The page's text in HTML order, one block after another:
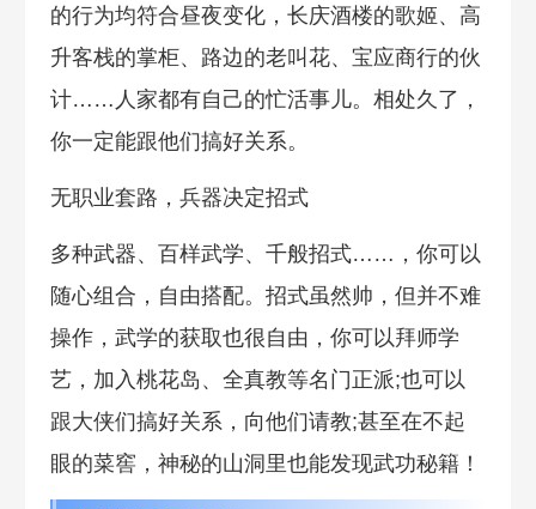
的行为均符合昼夜变化，长庆酒楼的歌姬、高
升客栈的掌柜、路边的老叫花、宝应商行的伙
计……人家都有自己的忙活事儿。相处久了，
你一定能跟他们搞好关系。
无职业套路，兵器决定招式
多种武器、百样武学、千般招式……，你可以
随心组合，自由搭配。招式虽然帅，但并不难
操作，武学的获取也很自由，你可以拜师学
艺，加入桃花岛、全真教等名门正派;也可以
跟大侠们搞好关系，向他们请教;甚至在不起
眼的菜窖，神秘的山洞里也能发现武功秘籍！